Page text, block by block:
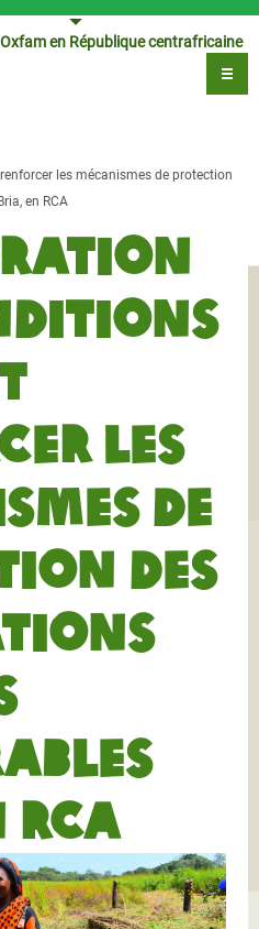
Oxfam en République centrafricaine
les mécanismes de protection
en RCA
les
de
des